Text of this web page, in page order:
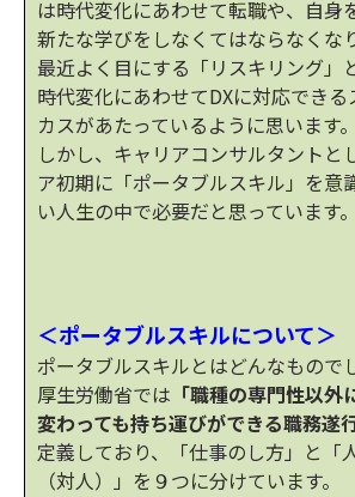
は時代変化にあわせて転職や、自身
新たな学びをしなくてはならなくな
最近よく目にする「リスキリング」
時代変化にあわせてDXに対応でき
カスがあたっているように思います。
しかし、キャリアコンサルタントと
ア初期に「ポータブルスキル」を意
い人生の中で必要だと思っています。
＜ポータブルスキルについて＞
ポータブルスキルとはどんなもので
厚生労働省では 「職種の専門性以
変わっても持ち運びができる職務遂
定義しており、「仕事のし方」と「
（対人）」を９つに分けています。